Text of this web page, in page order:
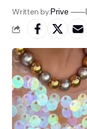
Written by:Prive